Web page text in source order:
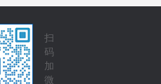
扫
码
加
微